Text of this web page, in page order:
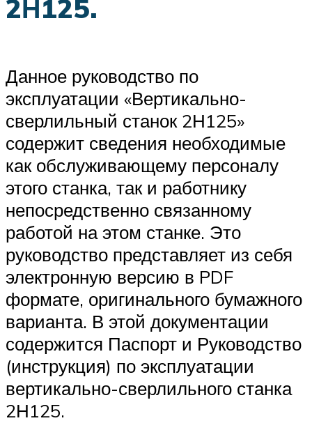
2Н125.
Данное руководство по
эксплуатации «Вертикально-
сверлильный станок 2Н125»
содержит сведения необходимые
как обслуживающему персоналу
этого станка, так и работнику
непосредственно связанному
работой на этом станке. Это
руководство представляет из себя
электронную версию в PDF
формате, оригинального бумажного
варианта. В этой документации
содержится Паспорт и Руководство
(инструкция) по эксплуатации
вертикально-сверлильного станка
2Н125.